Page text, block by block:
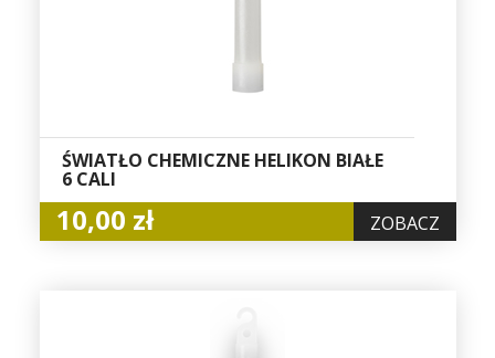
ŚWIATŁO CHEMICZNE HELIKON BIAŁE
6 CALI
10,00 zł ZOBACZ